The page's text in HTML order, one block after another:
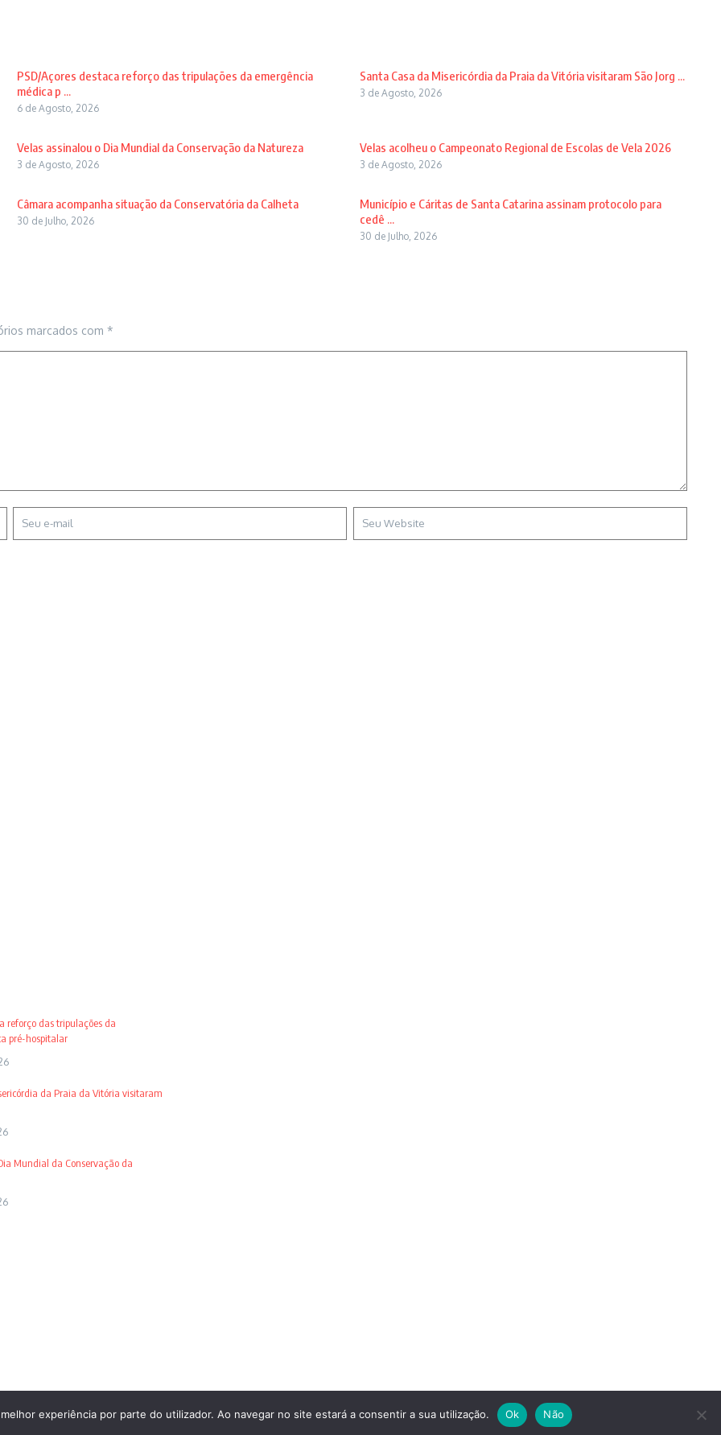
PSD/Açores destaca reforço das tripulações da emergência
médica p ...
6 de Agosto, 2026
Santa Casa da Misericórdia da Praia da Vitória visitaram São Jorg ...
3 de Agosto, 2026
Velas assinalou o Dia Mundial da Conservação da Natureza
3 de Agosto, 2026
Velas acolheu o Campeonato Regional de Escolas de Vela 2026
3 de Agosto, 2026
Câmara acompanha situação da Conservatória da Calheta
30 de Julho, 2026
Município e Cáritas de Santa Catarina assinam protocolo para
cedê ...
30 de Julho, 2026
marcados com *
reforço das tripulações da
pré-hospitalar
da Praia da Vitória visitaram
Mundial da Conservação da
Política de Privacidade Contactos
experiência por parte do utilizador. Ao navegar no site estará a consentir a sua utilização. Ok Não